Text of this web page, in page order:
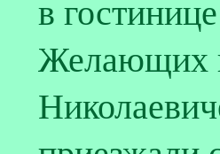
в
Желающих